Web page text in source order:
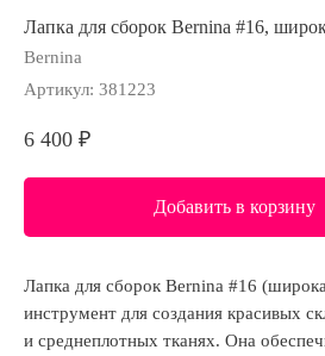
Лапка для сборок Bernina #16,
Bernina
Артикул: 381223
6 400 ₽
Добавить в корзину
Лапка для сборок Bernina #16
инструмент для создания красивых
и среднеплотных тканях. Она